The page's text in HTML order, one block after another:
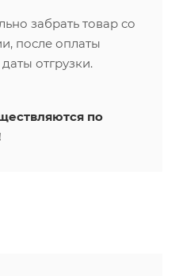
забрать товар со
после оплаты
отгрузки.
по